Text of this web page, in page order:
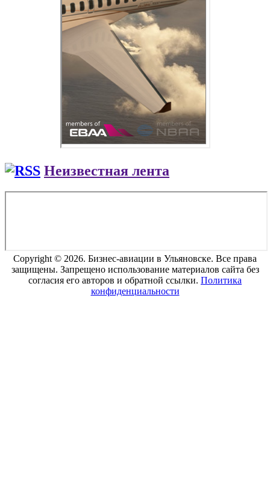
Неизвестная лента
Copyright © 2026. Бизнес-авиации в Ульяновске. Все права
защищены. Запрещено использование материалов сайта без
согласия его авторов и обратной ссылки. Политика
конфиденциальности